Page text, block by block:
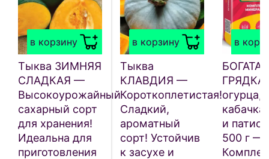
в корзину
Тыква ЗИМНЯЯ
СЛАДКАЯ —
Высокоурожайный
сахарный сорт
для хранения!
Идеальна для
приготовления
в корзину
Тыква
КЛАВДИЯ —
Короткоплетистая!
Сладкий,
ароматный
сорт! Устойчив
к засухе и
в
БОГАТАЯ
ГРЯДКА
огурца,
и
500 г —